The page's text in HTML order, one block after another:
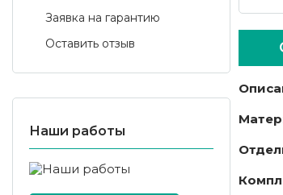
Заявка на гарантию
Оставить отзыв
Наши работы